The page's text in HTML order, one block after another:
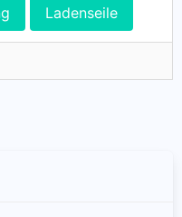
Ladenseile